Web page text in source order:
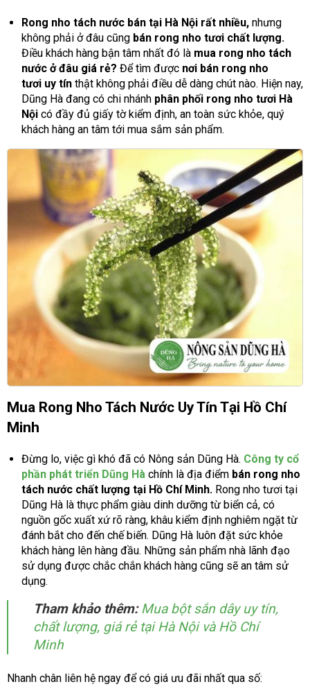
Rong nho tách nước bán tại Hà Nội rất nhiều, nhưng
không phải ở đâu cũng bán rong nho tươi chất lượng.
Điều khách hàng bận tâm nhất đó là mua rong nho tách
nước ở đâu giá rẻ? Để tìm được nơi bán rong nho
tươi uy tínthật không phải điều dễ dàng chút nào. Hiện nay,
Dũng Hà đang có chi nhánh phân phối rong nho tươi Hà
Nộicó đầy đủ giấy tờ kiểm định, an toàn sức khỏe, quý
khách hàng an tâm tới mua sắm sản phẩm.
Mua Rong Nho Tách Nước Uy Tín Tại Hồ Chí
Minh
Đừng lo, việc gì khó đã có Nông sản Dũng Hà. Công ty cổ
phần phát triển Dũng Hà chính là địa điểm bán rong nho
tách nước chất lượng tại Hồ Chí Minh. Rong nho tươi tại
Dũng Hà là thực phẩm giàu dinh dưỡng từ biển cả, có
nguồn gốc xuất xứ rõ ràng, khâu kiểm định nghiêm ngặt từ
đánh bắt cho đến chế biến. Dũng Hà luôn đặt sức khỏe
khách hàng lên hàng đầu. Những sản phẩm nhà lãnh đạo
sử dụng được chắc chắn khách hàng cũng sẽ an tâm sử
dụng.
Tham khảo thêm: Mua bột sắn dây uy tín,
chất lượng, giá rẻ tại Hà Nội và Hồ Chí
Minh
Nhanh chân liên hệ ngay để có giá ưu đãi nhất qua số: